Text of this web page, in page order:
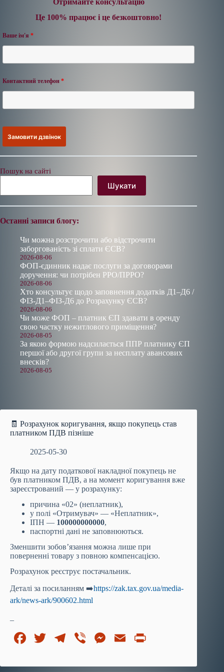
🧾 Розрахунок коригування, якщо покупець став
платником ПДВ пізніше
2025-05-30
Якщо на дату податкової накладної покупець не
був платником ПДВ, а на момент коригування вже
зареєстрований — у розрахунку:
причина «02» (неплатник),
у полі «Отримувач» — «Неплатник»,
ІПН — 100000000000,
паспортні дані не заповнюються.
Зменшити зобов’язання можна лише при
поверненні товару з повною компенсацією.
Розрахунок реєструє постачальник.
Деталі за посиланням ➡️https://zak.tax.gov.ua/media-
ark/news-ark/900602.html
Fa T
Te Vi
M
E
Це 100% працює і це безкоштовно!
Ваше ім'я *
Контактний телефон *
Пошук на сайті
Шукати
Останні записи блогу:
Чи можна розстрочити або відстрочити
заборгованість зі сплати ЄСВ?
2026-08-06
ФОП-єдинник надає послуги за договорами
доручення: чи потрібен РРО/ПРРО?
2026-08-06
Хто консультує щодо заповнення додатків Д1–Д6 /
ФІЗ-Д1–ФІЗ-Д6 до Розрахунку ЄСВ?
2026-08-06
Чи може ФОП – платник ЄП здавати в оренду
свою частку нежитлового приміщення?
2026-08-05
За якою формою надсилається ППР платнику ЄП
першої або другої групи за несплату авансових
внесків?
2026-08-05